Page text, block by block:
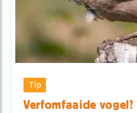
Tip
Verfomfaaide